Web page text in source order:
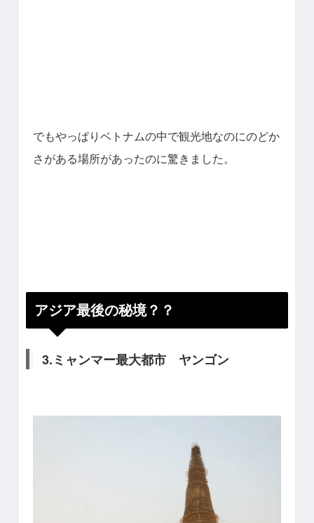
でもやっぱりベトナムの中で観光地なのにのどか
さがある場所があったのに驚きました。
アジア最後の秘境？？
3.ミャンマー最大都市 ヤンゴン